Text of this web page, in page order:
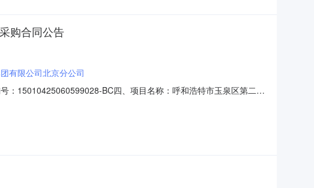
购合同公告
有限公司北京分公司
：15010425060599028-BC四、项目名称：呼和浩特市玉泉区第二批
六、合同主要信息主要标的：序号名称数量